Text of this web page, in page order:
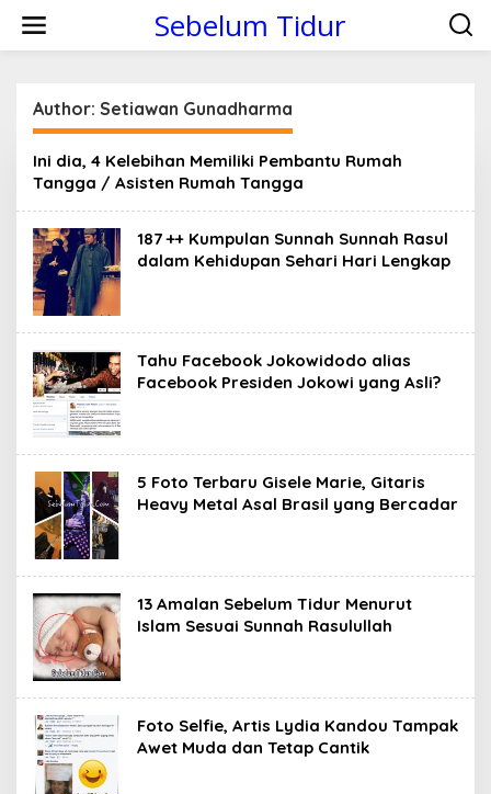
i
Sebelum Tidur
Author: Setiawan Gunadharma
Ini dia, 4 Kelebihan Memiliki Pembantu Rumah
Tangga / Asisten Rumah Tangga
187 ++ Kumpulan Sunnah Sunnah Rasul
dalam Kehidupan Sehari Hari Lengkap
Tahu Facebook Jokowidodo alias
Facebook Presiden Jokowi yang Asli?
5 Foto Terbaru Gisele Marie, Gitaris
Heavy Metal Asal Brasil yang Bercadar
13 Amalan Sebelum Tidur Menurut
Islam Sesuai Sunnah Rasulullah
Foto Selfie, Artis Lydia Kandou Tampak
Awet Muda dan Tetap Cantik